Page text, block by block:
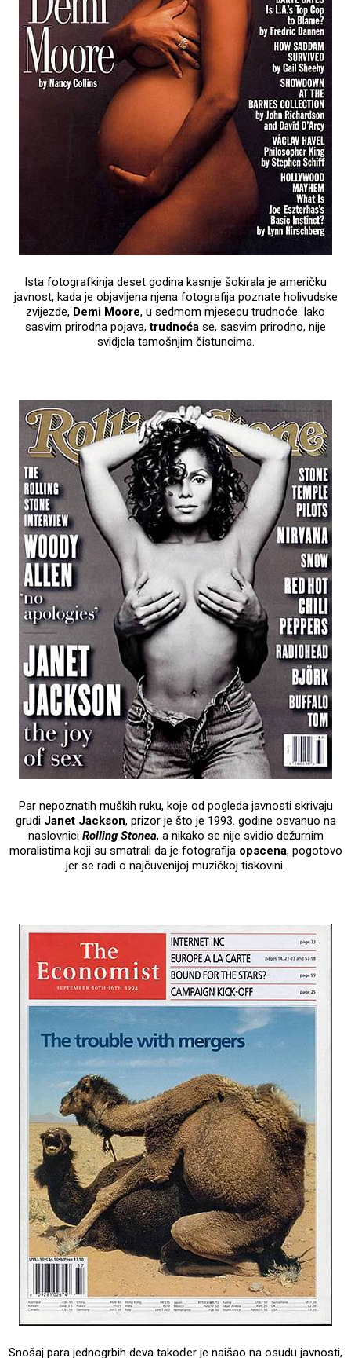
Ista fotografkinja deset godina kasnije šokirala je američku
javnost, kada je objavljena njena fotografija poznate holivudske
zvijezde, Demi Moore, u sedmom mjesecu trudnoće. Iako
sasvim prirodna pojava,trudnoća se, sasvim prirodno, nije
svidjela tamošnjim čistuncima.
Par nepoznatih muških ruku, koje od pogleda javnosti skrivaju
grudi Janet Jackson, prizor je što je 1993. godine osvanuo na
naslovnici Rolling Stonea, a nikako se nije svidio dežurnim
moralistima koji su smatrali da je fotografija opscena, pogotovo
jer se radi o najčuvenijoj muzičkoj tiskovini.
Snošaj para jednogrbih deva također je naišao na osudu javnosti,